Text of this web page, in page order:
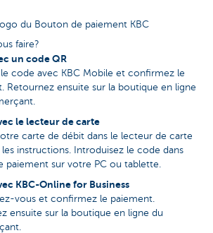
du Bouton de paiement KBC
faire?
un code QR
code avec KBC Mobile et confirmez le
Retournez ensuite sur la boutique en ligne
le lecteur de carte
carte de débit dans le lecteur de carte
instructions. Introduisez le code dans
paiement sur votre PC ou tablette.
KBC-Online for Business
vous et confirmez le paiement.
ensuite sur la boutique en ligne du